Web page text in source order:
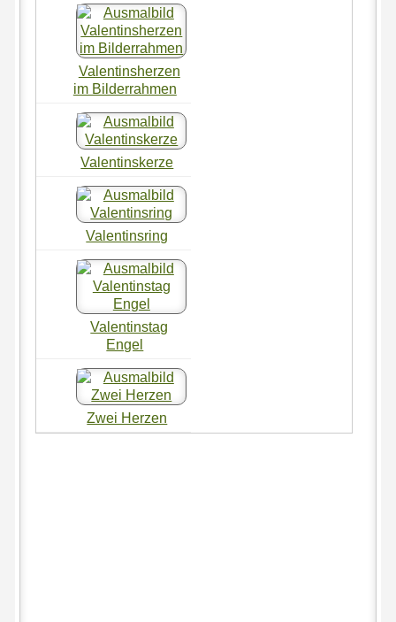
Valentinsherzen
im Bilderrahmen
Valentinskerze
Valentinsring
Valentinstag
Engel
Zwei Herzen